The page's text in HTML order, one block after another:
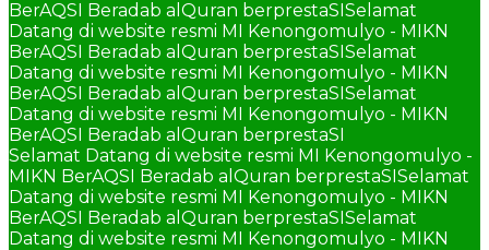
BerAQSI Beradab alQuran berprestaSISelamat
Datang di website resmi MI Kenongomulyo - MIKN
BerAQSI Beradab alQuran berprestaSISelamat
Datang di website resmi MI Kenongomulyo - MIKN
BerAQSI Beradab alQuran berprestaSISelamat
Datang di website resmi MI Kenongomulyo - MIKN
BerAQSI Beradab alQuran berprestaSI
Selamat Datang di website resmi MI Kenongomulyo -
MIKN BerAQSI Beradab alQuran berprestaSISelamat
Datang di website resmi MI Kenongomulyo - MIKN
BerAQSI Beradab alQuran berprestaSISelamat
Datang di website resmi MI Kenongomulyo - MIKN